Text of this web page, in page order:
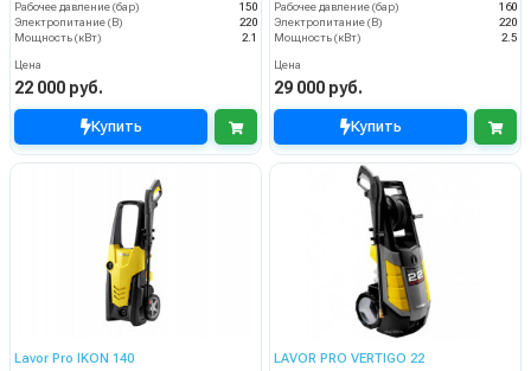
Рабочее давление (бар)
150
Электропитание (В)
220
Мощность (кВт)
2.1
Цена
22 000 руб.
Купить
Рабочее давление (бар)
160
Электропитание (В)
220
Мощность (кВт)
2.5
Цена
29 000 руб.
Купить
Lavor Pro IKON 140 LAVOR PRO VERTIGO 22